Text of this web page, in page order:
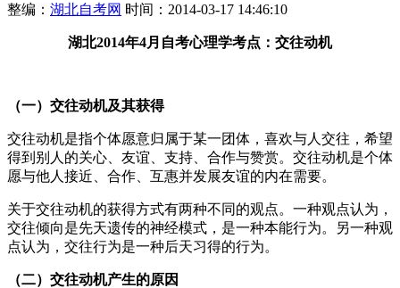
整编： 湖北自考网 时间：2014-03-17 14:46:10
湖北2014年4月自考心理学考点：交往动机
（一）交往动机及其获得
交往动机是指个体愿意归属于某一团体，喜欢与人交往，希望
得到别人的关心、友谊、支持、合作与赞赏。交往动机是个体
愿与他人接近、合作、互惠并发展友谊的内在需要。
关于交往动机的获得方式有两种不同的观点。一种观点认为，
交往倾向是先天遗传的神经模式，是一种本能行为。另一种观
点认为，交往行为是一种后天习得的行为。
（二）交往动机产生的原因